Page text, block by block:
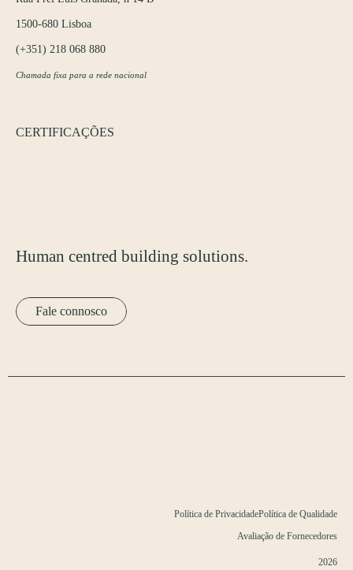
1500-680 Lisboa
(+351) 218 068 880
Chamada fixa para a rede nacional
CERTIFICAÇÕES
Human centred building solutions.
Fale connosco
Política de PrivacidadePolítica de Qualidade
Avaliação de Fornecedores
2026